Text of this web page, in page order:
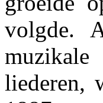
volgde.
liederen,